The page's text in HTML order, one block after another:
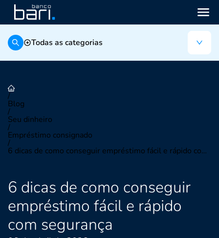
Todas as categorias
/
Blog
/
Seu dinheiro
/
Empréstimo consignado
/
6 dicas de como conseguir empréstimo fácil e rápido com segurança
6 dicas de como conseguir
empréstimo fácil e rápido
com segurança